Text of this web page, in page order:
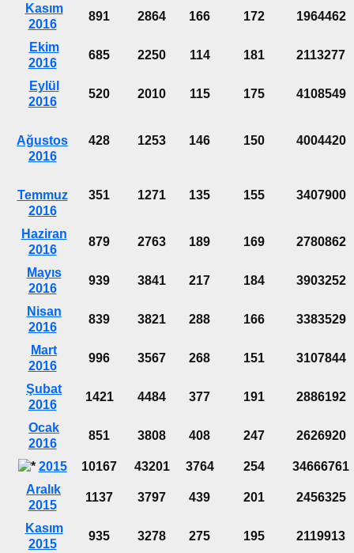
Kasım
2016
891 2864 166 172 1964462
Ekim
2016
685 2250 114 181 2113277
Eylül
2016
520 2010 115 175 4108549
Ağustos
2016
428 1253 146 150 4004420
Temmuz
2016
351 1271 135 155 3407900
Haziran
2016
879 2763 189 169 2780862
Mayıs
2016
939 3841 217 184 3903252
Nisan
2016
839 3821 288 166 3383529
Mart
2016
996 3567 268 151 3107844
Şubat
2016
1421 4484 377 191 2886192
Ocak
2016
851 3808 408 247 2626920
2015 10167 43201 3764 254
34666761
Aralık
2015
1137 3797 439 201 2456325
Kasım
2015
935 3278 275 195 2119913